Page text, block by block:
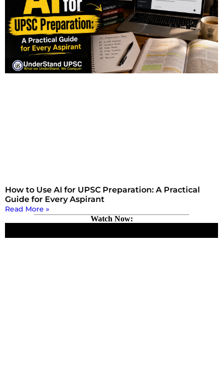
How to Use AI for UPSC Preparation: A Practical
Guide for Every Aspirant
Read More »
Watch Now: